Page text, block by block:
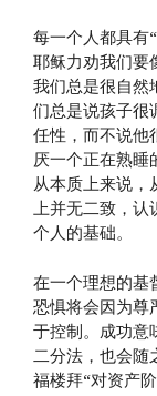
每一个人都具有
耶稣力劝我们要
我们总是很自然
们总是说孩子很
任性，而不说他
厌一个正在熟睡
从本质上来说，
上并无二致，认
个人的基础。
在一个理想的基
恐惧将会因为尊
于控制。成功意
二分法，也会随
福楼拜“对资产